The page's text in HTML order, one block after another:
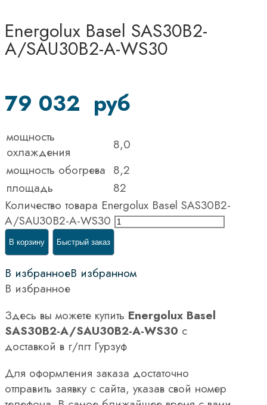
Energolux Basel SAS30B2-
A/SAU30B2-A-WS30
79 032 руб
мощность
охлаждения
8,0
мощность обогрева 8,2
площадь
82
Количество товара Energolux Basel SAS30B2-
A/SAU30B2-A-WS30
В корзину Быстрый заказ
В избранноеВ избранном
В избранное
Здесь вы можете купить Energolux Basel
SAS30B2-A/SAU30B2-A-WS30 с
доставкой в г/пгт Гурзуф
Для оформления заказа достаточно
отправить заявку с сайта, указав свой номер